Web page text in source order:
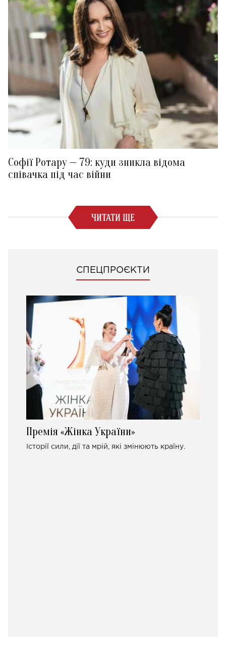
Софії Ротару — 79: куди зникла відома
співачка під час війни
ЧИТАТИ ЩЕ
СПЕЦПРОЄКТИ
Премія «Жінка України»
Історії сили, дії та мрій, які змінюють країну.